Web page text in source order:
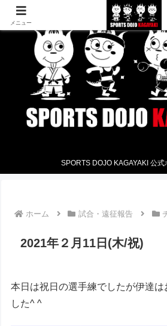
SPORTS DOJO KAGAYAKI 公
ホーム 試合・遠征報告
2021年２月11日(木/祝)
本日は祝日の選手練でしたが伊達は
した^ ^
メニュー